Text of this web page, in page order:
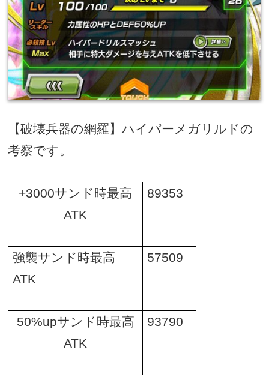
【破壊兵器の網羅】ハイパーメガリルドの
考察です。
+3000サンド時最高
ATK
89353
強襲サンド時最高
ATK
57509
50%upサンド時最高
ATK
93790